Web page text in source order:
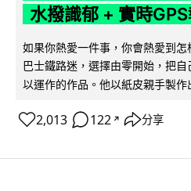
水撥識郁 + 實時
如果你熱愛一件事，你會熱愛到
巴士鐵路迷，選擇由零開始，把
以運作的作品。他以紙皮親手製作
2,013 122 ↗ 分享